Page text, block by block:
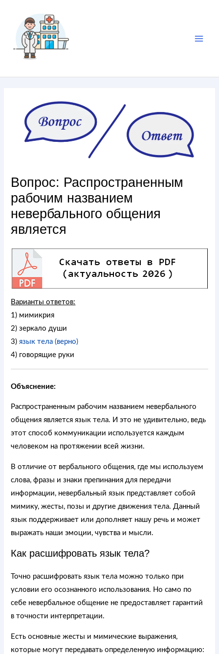
Вопрос: Распространенным
рабочим названием
невербального общения
является
Варианты ответов:
1) мимикрия
2) зеркало души
3)язык тела (верно)
4) говорящие руки
Объяснение:
Распространенным рабочим названием невербального
общения является язык тела. И это не удивительно, ведь
этот способ коммуникации используется каждым
человеком на протяжении всей жизни.
В отличие от вербального общения, где мы используем
слова, фразы и знаки препинания для передачи
информации, невербальный язык представляет собой
мимику, жесты, позы и другие движения тела. Данный
язык поддерживает или дополняет нашу речь и может
выражать наши эмоции, чувства и мысли.
Как расшифровать язык тела?
Точно расшифровать язык тела можно только при
условии его осознанного использования. Но само по
себе невербальное общение не предоставляет гарантий
в точности интерпретации.
Есть основные жесты и мимические выражения,
которые могут передавать определенную информацию: